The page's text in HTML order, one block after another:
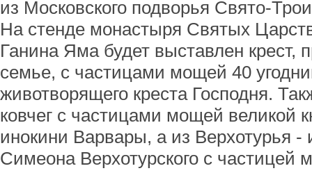
из Московского подворья Свято-
На стенде монастыря Святых
Ганина Яма будет выставлен крест,
семье, с частицами мощей 40
животворящего креста Господня.
ковчег с частицами мощей великой
инокини Варвары, а из Верхотурья -
Симеона Верхотурского с частицей